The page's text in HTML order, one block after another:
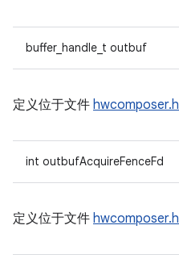
buffer_handle_t outbuf
定义位于文件 hwcomposer.h
int outbufAcquireFenceFd
定义位于文件 hwcomposer.h